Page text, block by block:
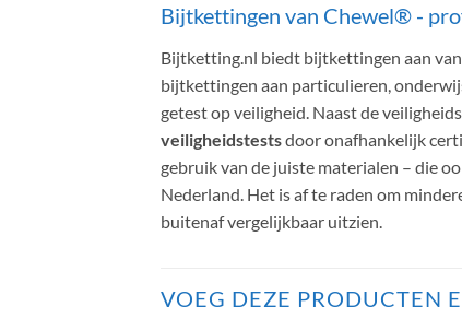
Bijtkettingen van Chewel® -
Bijtketting.nl biedt bijtkettingen aan
bijtkettingen aan particulieren,
getest op veiligheid. Naast de
veiligheidstestsdoor onafhankelijk
gebruik van de juiste materialen – die
Nederland. Het is af te raden om
buitenaf vergelijkbaar uitzien.
VOEG DEZE PRODUCTEN